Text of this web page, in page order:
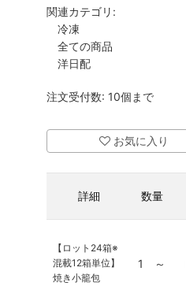
関連カテゴリ:
冷凍
全ての商品
洋日配
注文受付数: 10個まで
お気に入り
詳細 数量
【ロット24箱※
混載12箱単位】
焼き小籠包
1 ～